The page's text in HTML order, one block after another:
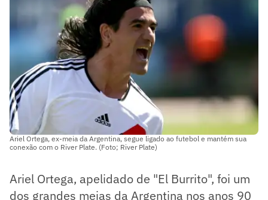
Ariel Ortega, ex-meia da Argentina, segue ligado ao futebol e mantém sua
conexão com o River Plate. (Foto; River Plate)
Ariel Ortega, apelidado de "El Burrito", foi um
dos grandes meias da Argentina nos anos 90